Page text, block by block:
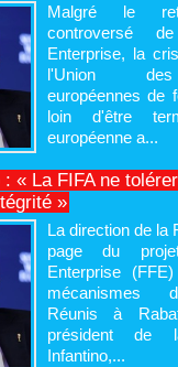
Malgré le
controversé
Enterprise, la
l'Union des
européennes de
loin d'être
européenne a...
« La FIFA ne
»
La direction de la
page du
Enterprise
mécanismes
Réunis à
président de
Infantino,...